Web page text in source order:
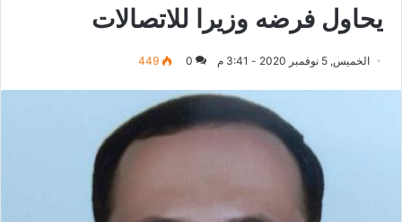
يحاول فرضه وزيرا للاتصالات
الخميس, 5 نوفمبر 2020 - 3:41 م 0
449